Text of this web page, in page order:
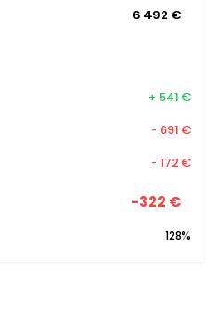
6 492 €
+ 541 €
- 691 €
- 172 €
-322 €
128%